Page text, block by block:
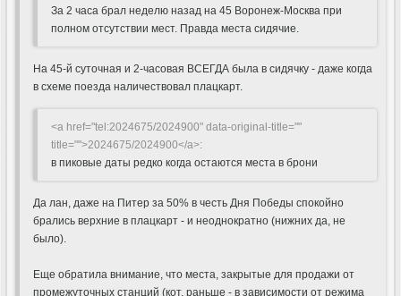
За 2 часа брал неделю назад на 45 Воронеж-Москва при
полном отсутствии мест. Правда места сидячие.
На 45-й суточная и 2-часовая ВСЕГДА была в сидячку - даже когда
в схеме поезда наличествовал плацкарт.
<a href="tel:2024675/2024900" data-original-title=""
title="">2024675/2024900</a>:
в пиковые даты редко когда остаются места в брони
Да лан, даже на Питер за 50% в честь Дня Победы спокойно
брались верхние в плацкарт - и неоднократно (нижних да, не
было).
Еще обратила внимание, что места, закрытые для продажи от
промежуточных станций (кот. раньше - в зависимости от режима